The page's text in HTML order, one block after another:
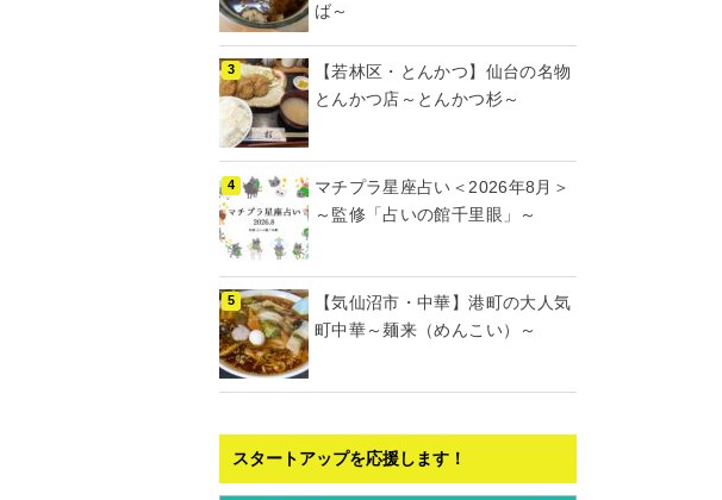
ば～
【若林区・とんかつ】仙台の名物
とんかつ店～とんかつ杉～
マチプラ星座占い＜2026年8月＞
～監修「占いの館千里眼」～
【気仙沼市・中華】港町の大人気
町中華～麺来（めんこい）～
スタートアップを応援します！